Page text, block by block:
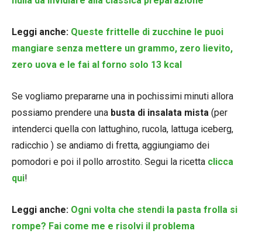
Leggi anche: Queste frittelle di zucchine le puoi
mangiare senza mettere un grammo, zero lievito,
zero uova e le fai al forno solo 13 kcal
Se vogliamo prepararne una in pochissimi minuti allora
possiamo prendere una busta di insalata mista (per
intenderci quella con lattughino, rucola, lattuga iceberg,
radicchio ) se andiamo di fretta, aggiungiamo dei
pomodori e poi il pollo arrostito. Segui la ricetta clicca
qui!
Leggi anche: Ogni volta che stendi la pasta frolla si
rompe? Fai come me e risolvi il problema